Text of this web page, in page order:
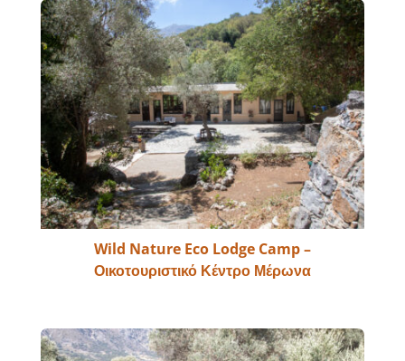
Wild Nature Eco Lodge Camp –
Οικοτουριστικό Κέντρο Μέρωνα